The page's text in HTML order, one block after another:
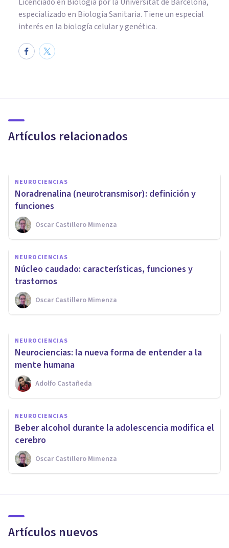
especializado en Biología Sanitaria. Tiene un especial
interés en la biología celular y genética.
Artículos relacionados
neurotransmisores
NEUROCIENCIAS
Noradrenalina (neurotransmisor): definición y
funciones
Oscar Castillero Mimenza
NEUROCIENCIAS
Núcleo caudado: características, funciones y
trastornos
Oscar Castillero Mimenza
NEUROCIENCIAS
La meditación produce
cambios en el cerebro, según
la ciencia
Juan Armando Corbin
NEUROCIENCIAS
Neurociencias: la nueva forma de entender a la
mente humana
Adolfo Castañeda
NEUROCIENCIAS
Beber alcohol durante la adolescencia modifica el
cerebro
Oscar Castillero Mimenza
Artículos nuevos